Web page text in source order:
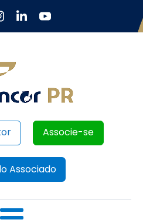
Associe-se
Associado